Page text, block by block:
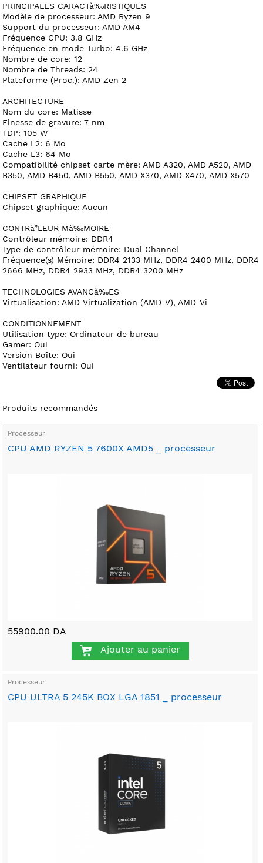
PRINCIPALES CARACTà‰RISTIQUES
Modèle de processeur: AMD Ryzen 9
Support du processeur: AMD AM4
Fréquence CPU: 3.8 GHz
Fréquence en mode Turbo: 4.6 GHz
Nombre de core: 12
Nombre de Threads: 24
Plateforme (Proc.): AMD Zen 2
ARCHITECTURE
Nom du core: Matisse
Finesse de gravure: 7 nm
TDP: 105 W
Cache L2: 6 Mo
Cache L3: 64 Mo
Compatibilité chipset carte mère: AMD A320, AMD A520, AMD
B350, AMD B450, AMD B550, AMD X370, AMD X470, AMD X570
CHIPSET GRAPHIQUE
Chipset graphique: Aucun
CONTRà”LEUR Mà‰MOIRE
Contrôleur mémoire: DDR4
Type de contrôleur mémoire: Dual Channel
Fréquence(s) Mémoire: DDR4 2133 MHz, DDR4 2400 MHz, DDR4
2666 MHz, DDR4 2933 MHz, DDR4 3200 MHz
TECHNOLOGIES AVANCà‰ES
Virtualisation: AMD Virtualization (AMD-V), AMD-Vi
CONDITIONNEMENT
Utilisation type: Ordinateur de bureau
Gamer: Oui
Version Boîte: Oui
Ventilateur fourni: Oui
Produits recommandés
Processeur
CPU AMD RYZEN 5 7600X AMD5 _ processeur
55900.00 DA
Ajouter au panier
Processeur
CPU ULTRA 5 245K BOX LGA 1851 _ processeur